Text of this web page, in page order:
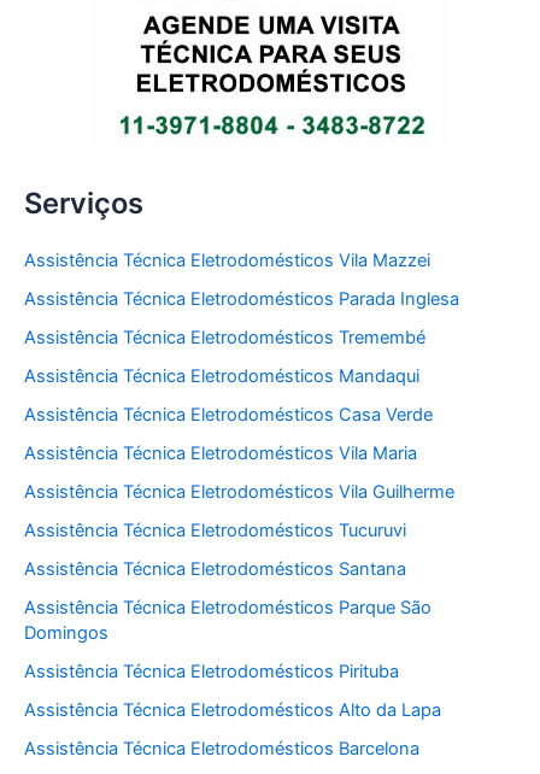
Serviços
Assistência Técnica Eletrodomésticos Vila Mazzei
Assistência Técnica Eletrodomésticos Parada Inglesa
Assistência Técnica Eletrodomésticos Tremembé
Assistência Técnica Eletrodomésticos Mandaqui
Assistência Técnica Eletrodomésticos Casa Verde
Assistência Técnica Eletrodomésticos Vila Maria
Assistência Técnica Eletrodomésticos Vila Guilherme
Assistência Técnica Eletrodomésticos Tucuruvi
Assistência Técnica Eletrodomésticos Santana
Assistência Técnica Eletrodomésticos Parque São
Domingos
Assistência Técnica Eletrodomésticos Pirituba
Assistência Técnica Eletrodomésticos Alto da Lapa
Assistência Técnica Eletrodomésticos Barcelona